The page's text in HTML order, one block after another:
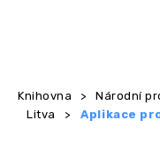
Knihovna > Národní
Litva
> Aplikace